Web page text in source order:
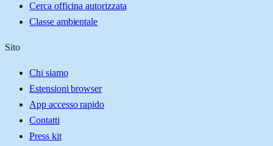
Cerca officina autorizzata
Classe ambientale
Sito
Chi siamo
Estensioni browser
App accesso rapido
Contatti
Press kit